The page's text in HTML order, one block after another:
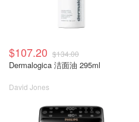
$107.20 $134.00
Dermalogica 洁面油 295ml
David Jones